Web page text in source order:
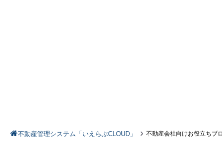
不動産管理システム「いえらぶCLOUD」 不動産会社向けお役立ちブ